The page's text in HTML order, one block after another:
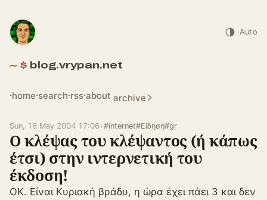
blog.vrypan.net
home search rss about archive
Auto
Sun, 16 May 2004 17:06 •#internet#Είδηση#gr
Ο κλέψας του κλέψαντος (ή κάπως
έτσι) στην ιντερνετική του
έκδοση!
ΟΚ. Είναι Κυριακή βράδυ, η ώρα έχει πάει 3 και δεν